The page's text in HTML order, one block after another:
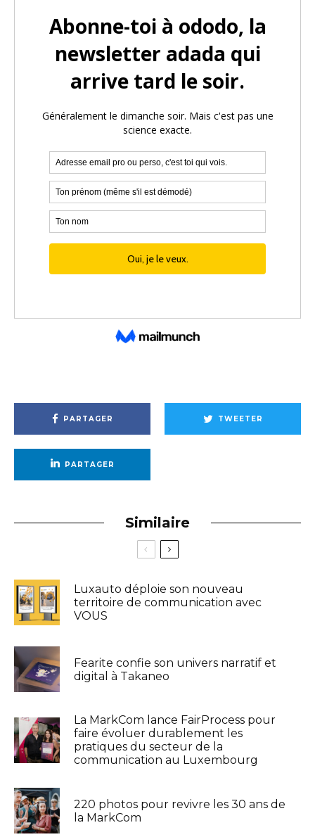
PARTAGER TWEETER
PARTAGER
Similaire
Luxauto déploie son nouveau
territoire de communication avec
VOUS
Fearite confie son univers narratif et
digital à Takaneo
La MarkCom lance FairProcess pour
faire évoluer durablement les
pratiques du secteur de la
communication au Luxembourg
220 photos pour revivre les 30 ans de
la MarkCom